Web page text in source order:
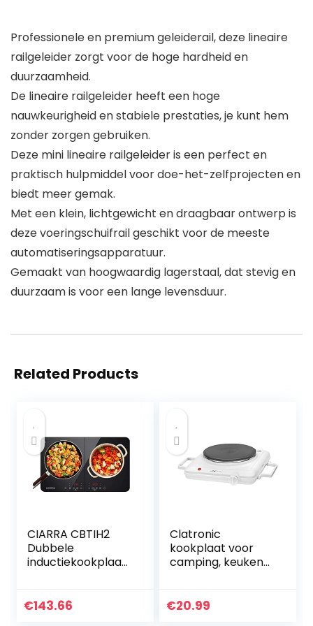
Professionele en premium geleiderail, deze lineaire
railgeleider zorgt voor de hoge hardheid en
duurzaamheid.
De lineaire railgeleider heeft een hoge
nauwkeurigheid en stabiele prestaties, je kunt hem
zonder zorgen gebruiken.
Deze mini lineaire railgeleider is een perfect en
praktisch hulpmiddel voor doe-het-zelfprojecten en
biedt meer gemak.
Met een klein, lichtgewicht en draagbaar ontwerp is
deze voeringschuifrail geschikt voor de meeste
automatiseringsapparatuur.
Gemaakt van hoogwaardig lagerstaal, dat stevig en
duurzaam is voor een lange levensduur.
Related Products
CIARRA CBTIH2
Dubbele
inductiekookplaat
temperatuurnivea
€143.66
Clatronic
kookplaat voor
camping, keuken
ca. 180 mm |
€20.99